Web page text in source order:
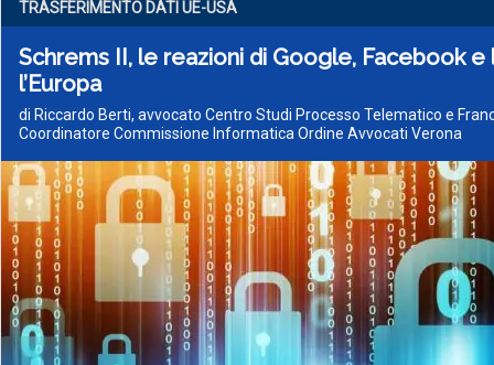
TRASFERIMENTO DATI UE-USA
Schrems II, le reazioni di Google, Facebook
l’Europa
di Riccardo Berti, avvocato Centro Studi Processo Telematico e
Coordinatore Commissione Informatica Ordine Avvocati Verona